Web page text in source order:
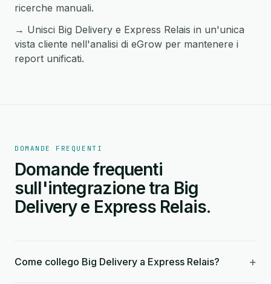
ricerche manuali.
→ Unisci Big Delivery e Express Relais in un'unica
vista cliente nell'analisi di eGrow per mantenere i
report unificati.
DOMANDE FREQUENTI
Domande frequenti
sull'integrazione tra Big
Delivery e Express Relais.
Come collego Big Delivery a Express Relais? +